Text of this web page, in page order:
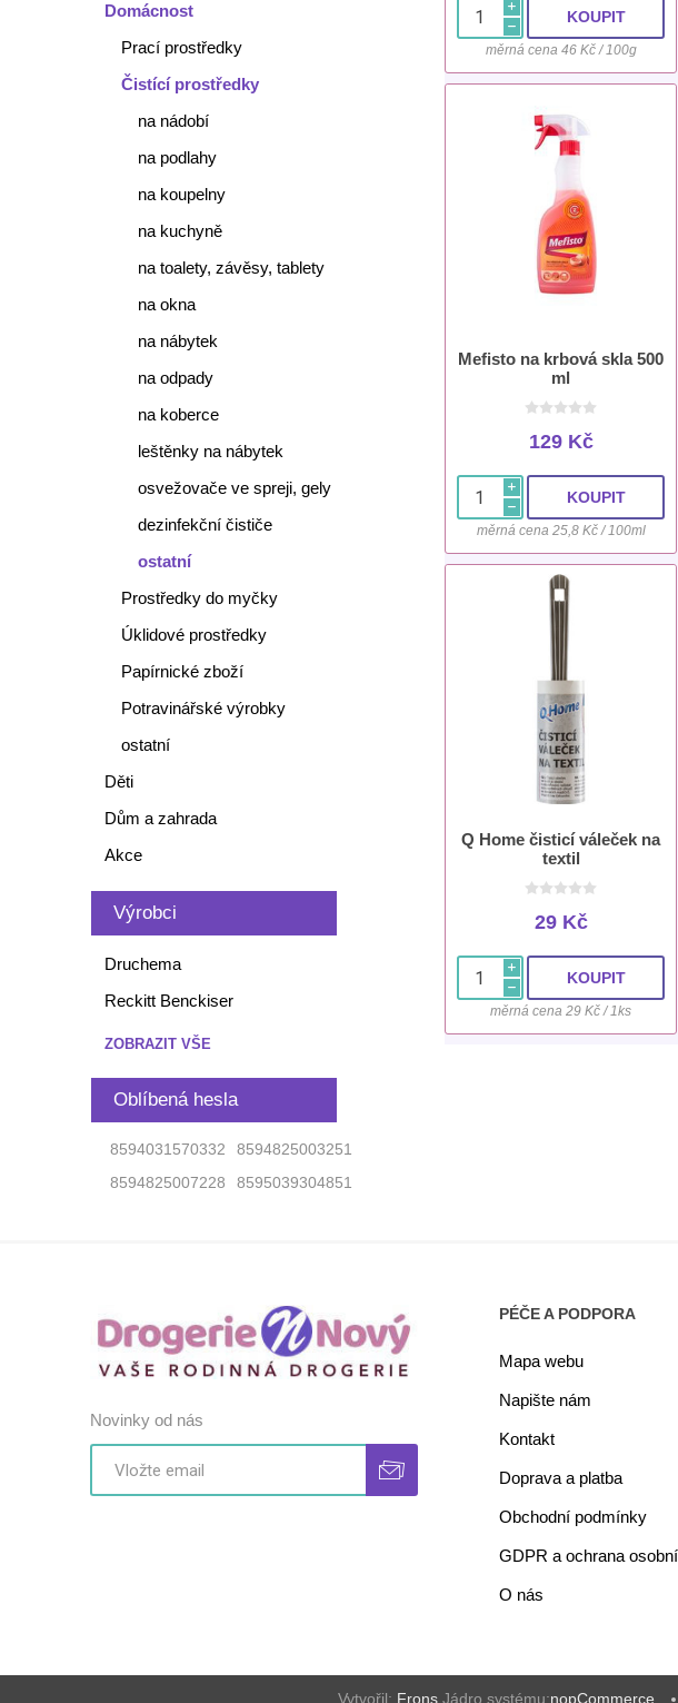
i
h
měrná cena 46 Kč / 100g
Mefisto na krbová skla 500
ml
129 Kč
i
h
měrná cena 25,8 Kč / 100ml
Q Home čisticí váleček na
textil
29 Kč
i
h
měrná cena 29 Kč / 1ks
Domácnost
Prací prostředky
Čistící prostředky
na nádobí
na podlahy
na koupelny
na kuchyně
na toalety, závěsy, tablety
na okna
na nábytek
na odpady
na koberce
leštěnky na nábytek
osvežovače ve spreji, gely
dezinfekční čističe
ostatní
Prostředky do myčky
Úklidové prostředky
Papírnické zboží
Potravinářské výrobky
ostatní
Děti
Dům a zahrada
Akce
Výrobci
Druchema
Reckitt Benckiser
ZOBRAZIT VŠE
Oblíbená hesla
8594031570332
8594825003251
8594825007228
8595039304851
Novinky od nás
PÉČE A PODPORA
Mapa webu
Napište nám
Kontakt
Doprava a platba
Obchodní podmínky
GDPR a ochrana
O nás
Vytvořil: Frons Jádro systému:nopCommerce